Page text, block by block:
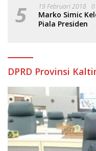
5 19 Februari 2018
Marko Simic
Piala Presiden
DPRD Provinsi